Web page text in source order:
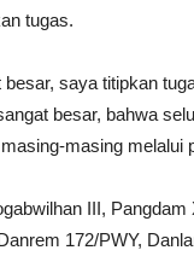
tugas.
saya titipkan
besar, bahwa
masing melalui
III,
172/PWY,